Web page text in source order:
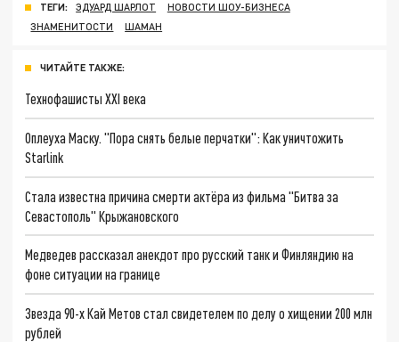
ТЕГИ: ЭДУАРД ШАРЛОТ
НОВОСТИ ШОУ-БИЗНЕСА
ЗНАМЕНИТОСТИ
ШАМАН
ЧИТАЙТЕ ТАКЖЕ:
Технофашисты XXI века
Оплеуха Маску. "Пора снять белые перчатки": Как уничтожить
Starlink
Стала известна причина смерти актёра из фильма "Битва за
Севастополь" Крыжановского
Медведев рассказал анекдот про русский танк и Финляндию на
фоне ситуации на границе
Звезда 90-х Кай Метов стал свидетелем по делу о хищении 200 млн
рублей